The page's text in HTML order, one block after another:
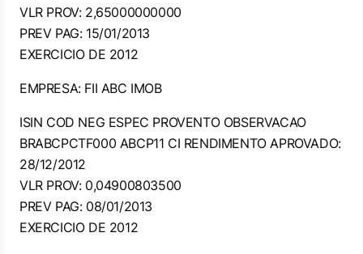
VLR PROV: 2,65000000000
PREV PAG: 15/01/2013
EXERCICIO DE 2012
EMPRESA: FII ABC IMOB
ISIN COD NEG ESPEC PROVENTO OBSERVACAO
BRABCPCTF000 ABCP11 CI RENDIMENTO APROVADO:
28/12/2012
VLR PROV: 0,04900803500
PREV PAG: 08/01/2013
EXERCICIO DE 2012